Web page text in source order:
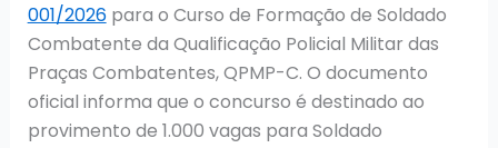
001/2026para o Curso de Formação de Soldado
Combatente da Qualificação Policial Militar das
Praças Combatentes, QPMP-C. O documento
oficial informa que o concurso é destinado ao
provimento de 1.000 vagas para Soldado